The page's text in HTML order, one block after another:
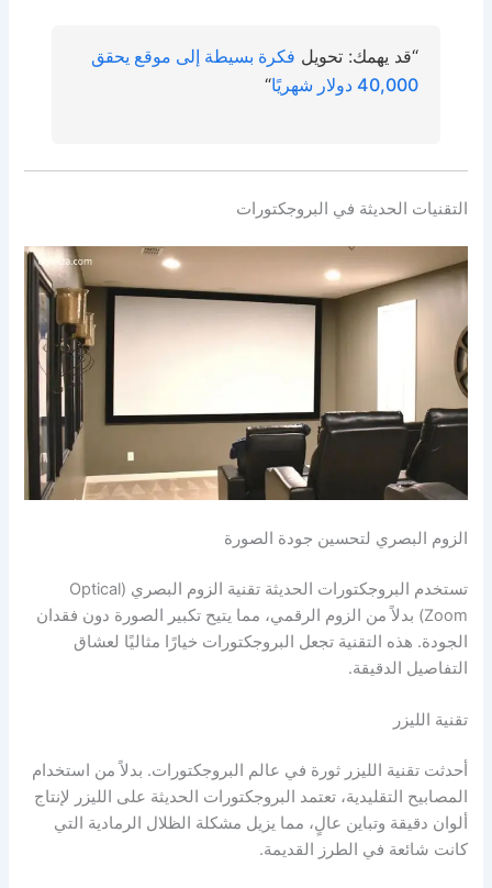
“قد يهمك: تحويل فكرة بسيطة إلى موقع يحقق
40,000 دولار شهريًا
“
التقنيات الحديثة في البروجكتورات
الزوم البصري لتحسين جودة الصورة
تستخدم البروجكتورات الحديثة تقنية الزوم البصري (Optical
Zoom) بدلاً من الزوم الرقمي، مما يتيح تكبير الصورة دون فقدان
الجودة. هذه التقنية تجعل البروجكتورات خيارًا مثاليًا لعشاق
التفاصيل الدقيقة.
تقنية الليزر
أحدثت تقنية الليزر ثورة في عالم البروجكتورات. بدلاً من استخدام
المصابيح التقليدية، تعتمد البروجكتورات الحديثة على الليزر لإنتاج
ألوان دقيقة وتباين عالٍ، مما يزيل مشكلة الظلال الرمادية التي
كانت شائعة في الطرز القديمة.